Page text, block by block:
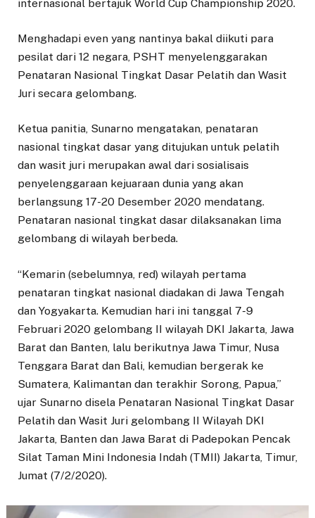
internasional bertajuk World Cup Championship 2020.
Menghadapi even yang nantinya bakal diikuti para
pesilat dari 12 negara, PSHT menyelenggarakan
Penataran Nasional Tingkat Dasar Pelatih dan Wasit
Juri secara gelombang.
Ketua panitia, Sunarno mengatakan, penataran
nasional tingkat dasar yang ditujukan untuk pelatih
dan wasit juri merupakan awal dari sosialisais
penyelenggaraan kejuaraan dunia yang akan
berlangsung 17-20 Desember 2020 mendatang.
Penataran nasional tingkat dasar dilaksanakan lima
gelombang di wilayah berbeda.
“Kemarin (sebelumnya, red) wilayah pertama
penataran tingkat nasional diadakan di Jawa Tengah
dan Yogyakarta. Kemudian hari ini tanggal 7-9
Februari 2020 gelombang II wilayah DKI Jakarta, Jawa
Barat dan Banten, lalu berikutnya Jawa Timur, Nusa
Tenggara Barat dan Bali, kemudian bergerak ke
Sumatera, Kalimantan dan terakhir Sorong, Papua,”
ujar Sunarno disela Penataran Nasional Tingkat Dasar
Pelatih dan Wasit Juri gelombang II Wilayah DKI
Jakarta, Banten dan Jawa Barat di Padepokan Pencak
Silat Taman Mini Indonesia Indah (TMII) Jakarta, Timur,
Jumat (7/2/2020).